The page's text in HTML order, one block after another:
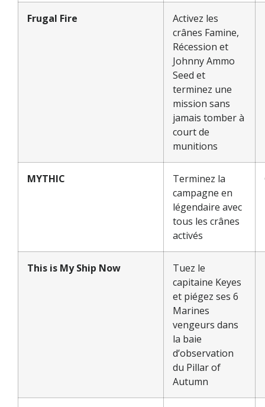
Frugal Fire
Activez les
crânes Famine,
Récession et
Johnny Ammo
Seed et
terminez une
mission sans
jamais tomber à
court de
munitions
MYTHIC
Terminez la
campagne en
légendaire avec
tous les crânes
activés
This is My Ship Now
Tuez le
capitaine Keyes
et piégez ses 6
Marines
vengeurs dans
la baie
d’observation
du Pillar of
Autumn